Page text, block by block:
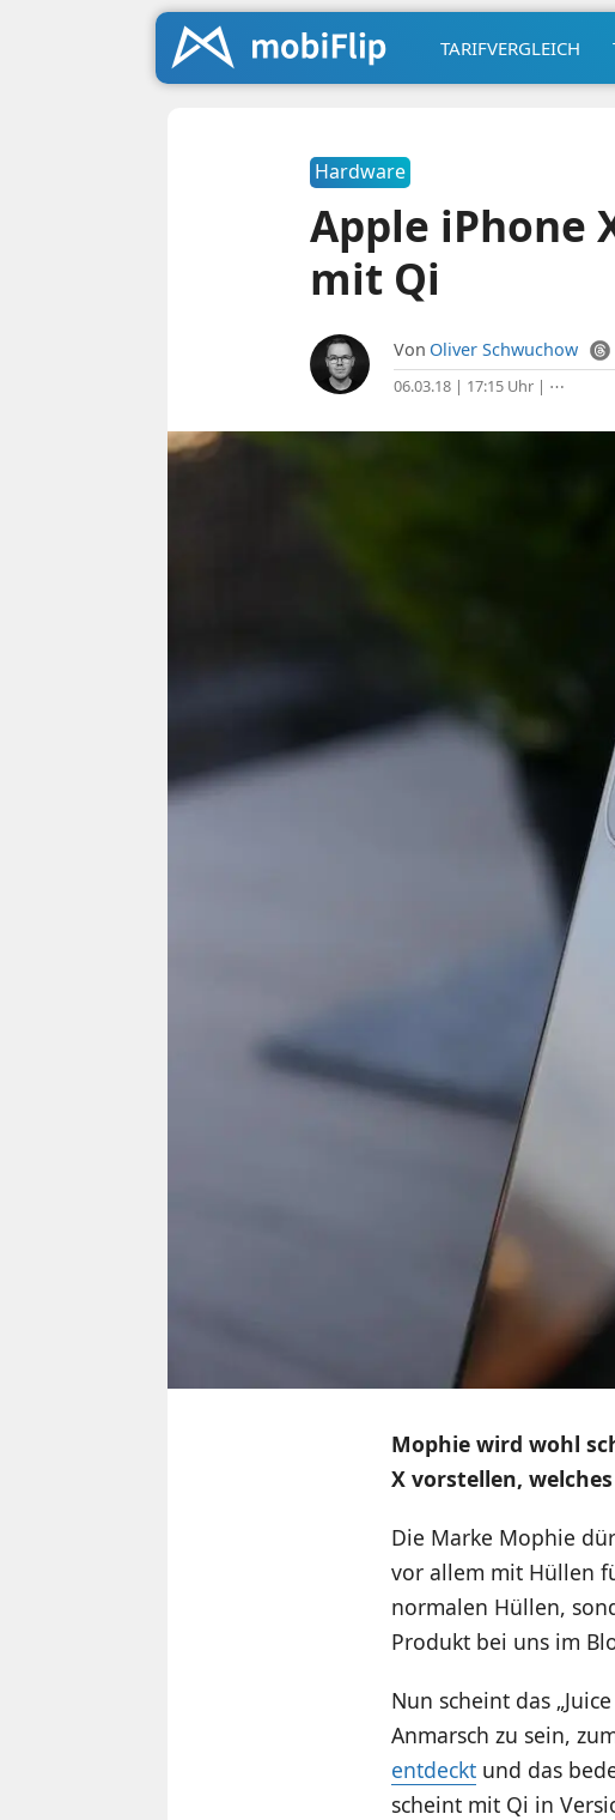
TARIFVERGLEICH
Hardware
Apple iPhone
mit Qi
Von Oliver Schwuchow
06.03.18 | 17:15 Uhr| ⋯
Mophie wird wohl
X vorstellen,
Die Marke Mophie
vor allem mit Hüllen
normalen Hüllen,
Produkt bei uns im
Nun scheint das
Anmarsch zu sein,
entdecktund das
scheint mit Qi in